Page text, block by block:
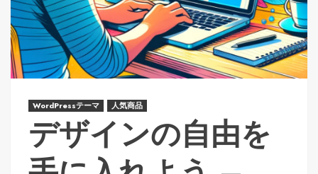
WordPressテーマ 人気商品
デザインの自由を